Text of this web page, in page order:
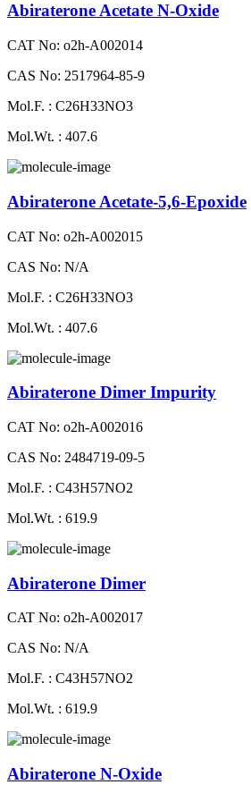
Abiraterone Acetate N-Oxide
CAT No: o2h-A002014
CAS No: 2517964-85-9
Mol.F. : C26H33NO3
Mol.Wt. : 407.6
Abiraterone Acetate-5,6-Epoxide
CAT No: o2h-A002015
CAS No: N/A
Mol.F. : C26H33NO3
Mol.Wt. : 407.6
Abiraterone Dimer Impurity
CAT No: o2h-A002016
CAS No: 2484719-09-5
Mol.F. : C43H57NO2
Mol.Wt. : 619.9
Abiraterone Dimer
CAT No: o2h-A002017
CAS No: N/A
Mol.F. : C43H57NO2
Mol.Wt. : 619.9
Abiraterone N-Oxide